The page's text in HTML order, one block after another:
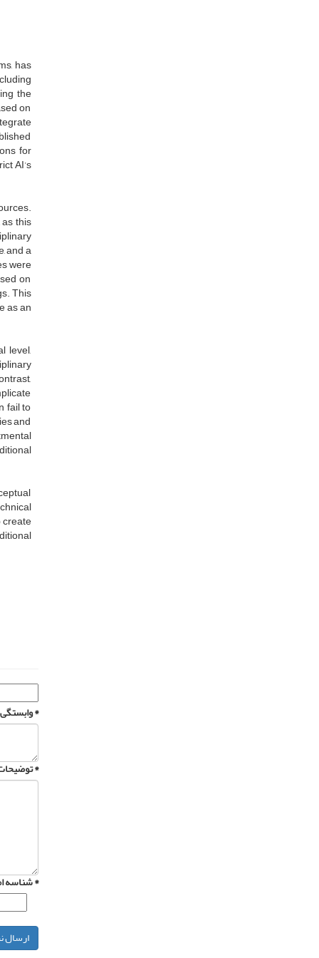
has
the
on
for
AI’s
this
and a
were
on
This
as an
level,
fail to
and
وابستگی سازمانی *
توضیحات *
شناسه امنیتی *
ارسال